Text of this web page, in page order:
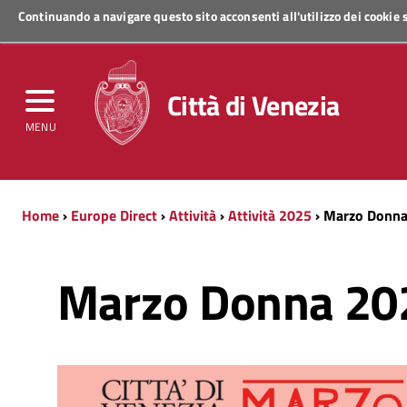
Continuando a navigare questo sito acconsenti all'utilizzo dei
MENU
Regione Veneto
Città di Venezia
Home› Europe Direct›Attività›Attività 2025› Marzo
Marzo Donna